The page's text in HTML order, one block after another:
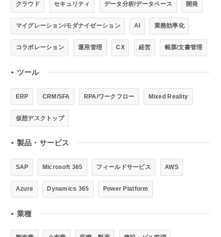
クラウド セキュリティ データ分析/データベース 開発
マイグレーション/モダナイゼーション AI 業務効率化
コラボレーション 運用管理 CX 経営 帳票/文書管理
● ツール
ERP CRM/SFA RPA/ワークフロー Mixed Reality
仮想デスクトップ
● 製品・サービス
SAP Microsoft 365 フィールドサービス AWS
Azure Dynamics 365 Power Platform
● 業種